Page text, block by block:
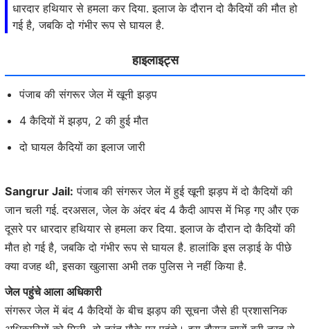
धारदार हथियार से हमला कर दिया. इलाज के दौरान दो कैदियों की मौत हो
गई है, जबकि दो गंभीर रूप से घायल है.
हाइलाइट्स
पंजाब की संगरूर जेल में खूनी झड़प
4 कैदियों में झड़प, 2 की हुई मौत
दो घायल कैदियों का इलाज जारी
Sangrur Jail: पंजाब की संगरूर जेल में हुई खूनी झड़प में दो कैदियों की
जान चली गई. दरअसल, जेल के अंदर बंद 4 कैदी आपस में भिड़ गए और एक
दूसरे पर धारदार हथियार से हमला कर दिया. इलाज के दौरान दो कैदियों की
मौत हो गई है, जबकि दो गंभीर रूप से घायल है. हालांकि इस लड़ाई के पीछे
क्या वजह थी, इसका खुलासा अभी तक पुलिस ने नहीं किया है.
जेल पहुंचे आला अधिकारी
संगरूर जेल में बंद 4 कैदियों के बीच झड़प की सूचना जैसे ही प्रशासनिक